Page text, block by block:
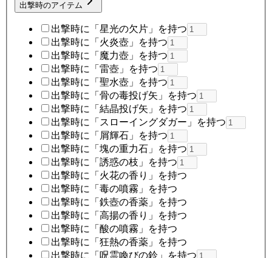
出撃時のアイテム
出撃時に「星光の欠片」を持つ
出撃時に「火炎壺」を持つ
出撃時に「魔力壺」を持つ
出撃時に「雷壺」を持つ
出撃時に「聖水壺」を持つ
出撃時に「骨の毒投げ矢」を持つ
出撃時に「結晶投げ矢」を持つ
出撃時に「スローイングダガー」を持つ
出撃時に「屑輝石」を持つ
出撃時に「塊の重力石」を持つ
出撃時に「誘惑の枝」を持つ
出撃時に「火花の香り」を持つ
出撃時に「毒の噴霧」を持つ
出撃時に「鉄壺の香薬」を持つ
出撃時に「高揚の香り」を持つ
出撃時に「酸の噴霧」を持つ
出撃時に「狂熱の香薬」を持つ
出撃時に「呪霊喚びの鈴」を持つ